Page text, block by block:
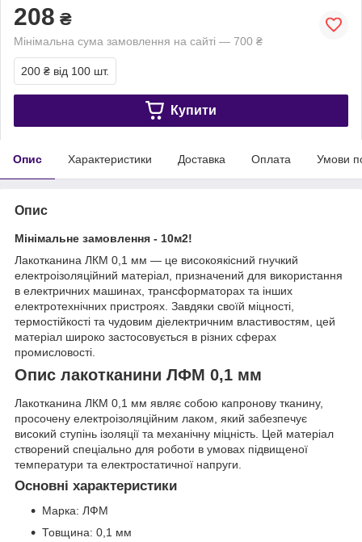
208 ₴
Мінімальна сума замовлення на сайті — 700 ₴
200 ₴ від 100 шт.
Купити
Опис Характеристики Доставка Оплата Умови
Опис
Мінімальне замовлення - 10м2!
Лакотканина ЛКМ 0,1 мм — це високоякісний гнучкий
електроізоляційний матеріал, призначений для використання
в електричних машинах, трансформаторах та інших
електротехнічних пристроях. Завдяки своїй міцності,
термостійкості та чудовим діелектричним властивостям, цей
матеріал широко застосовується в різних сферах
промисловості.
Опис лакотканини ЛФМ 0,1 мм
Лакотканина ЛКМ 0,1 мм являє собою капронову тканину,
просочену електроізоляційним лаком, який забезпечує
високий ступінь ізоляції та механічну міцність. Цей матеріал
створений спеціально для роботи в умовах підвищеної
температури та електростатичної напруги.
Основні характеристики
Марка: ЛФМ
Товщина: 0,1 мм